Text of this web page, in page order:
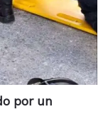
por un